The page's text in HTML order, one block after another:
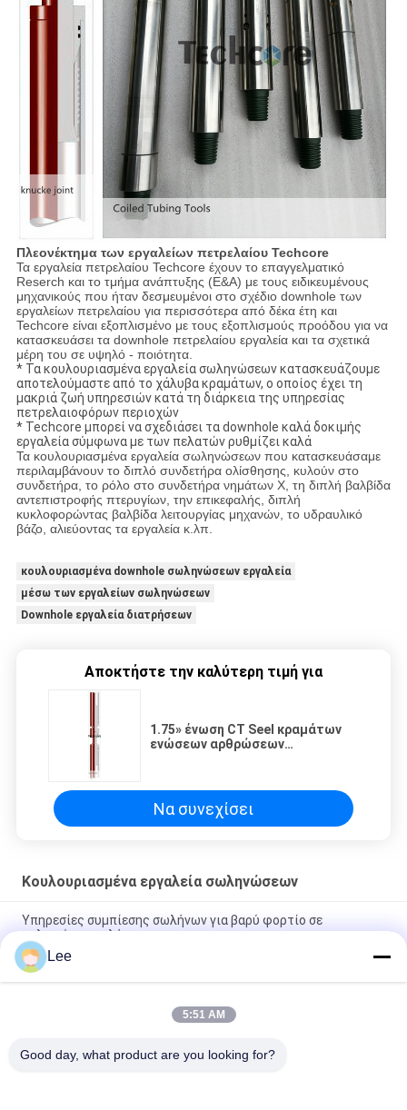
Πλεονέκτημα των εργαλείων πετρελαίου Techcore
Τα εργαλεία πετρελαίου Techcore έχουν το επαγγελματικό
Reserch και το τμήμα ανάπτυξης (Ε&Α) με τους ειδικευμένους
μηχανικούς που ήταν δεσμευμένοι στο σχέδιο downhole των
εργαλείων πετρελαίου για περισσότερα από δέκα έτη και
Techcore είναι εξοπλισμένο με τους εξοπλισμούς προόδου για να
κατασκευάσει τα downhole πετρελαίου εργαλεία και τα σχετικά
μέρη του σε υψηλό - ποιότητα.
* Τα κουλουριασμένα εργαλεία σωληνώσεων κατασκευάζουμε
αποτελούμαστε από το χάλυβα κραμάτων, ο οποίος έχει τη
μακριά ζωή υπηρεσιών κατά τη διάρκεια της υπηρεσίας
πετρελαιοφόρων περιοχών
* Techcore μπορεί να σχεδιάσει τα downhole καλά δοκιμής
εργαλεία σύμφωνα με των πελατών ρυθμίζει καλά
Τα κουλουριασμένα εργαλεία σωληνώσεων που κατασκευάσαμε
περιλαμβάνουν το διπλό συνδετήρα ολίσθησης, κυλούν στο
συνδετήρα, το ρόλο στο συνδετήρα νημάτων Χ, τη διπλή βαλβίδα
αντεπιστροφής πτερυγίων, την επικεφαλής, διπλή
κυκλοφορώντας βαλβίδα λειτουργίας μηχανών, το υδραυλικό
βάζο, αλιεύοντας τα εργαλεία κ.λπ.
κουλουριασμένα downhole σωληνώσεων εργαλεία
μέσω των εργαλείων σωληνώσεων
Downhole εργαλεία διατρήσεων
Αποκτήστε την καλύτερη τιμή για
1.75» ένωση CT Seel κραμάτων
ενώσεων αρθρώσεων
σωληνώσεων
Να συνεχίσει
Κουλουριασμένα εργαλεία σωληνώσεων
Υπηρεσίες συμπίεσης σωλήνων για βαρύ φορτίο σε
τυλιγμένες σωλήνες
Συγκρότημα κεφαλής κινητήρα (MHA) για λειτουργία
τυλιγμένων σωλήνων σε υψηλή πίεση
5000 Psi Βύσμα λακκάκι Εργαλεία σπειροειδούς σωλήνωσης
Lee
5:51 AM
Good day, what product are you looking for?